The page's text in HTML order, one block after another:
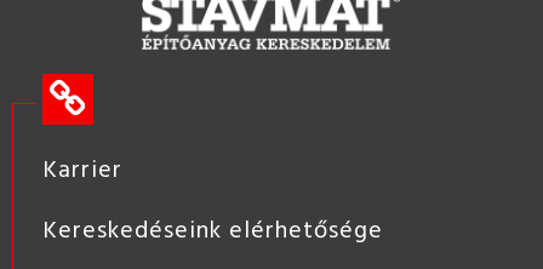
Karrier
Kereskedéseink elérhetősége